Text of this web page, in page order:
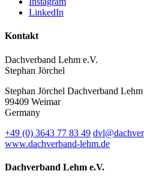
LinkedIn
Kontakt
Dachverband Lehm e.V.
Stephan Jörchel
Stephan Jörchel Dachverband Lehm
99409 Weimar
Germany
+49 (0) 3643 77 83 49
www.dachverband-lehm.de
Dachverband Lehm e.V.